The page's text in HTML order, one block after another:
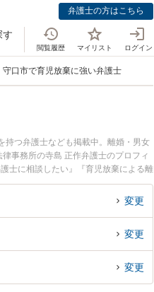
弁護士の方はこちら
す
閲覧履歴 マイリスト ログイン
守口市で育児放棄に強い弁護士
持つ弁護士なども掲載中。離婚・男女
事務所の寺島 正作弁護士のプロフィ
士に相談したい』『育児放棄による離
士に相談予約したい』などでお困りの
変更
変更
変更